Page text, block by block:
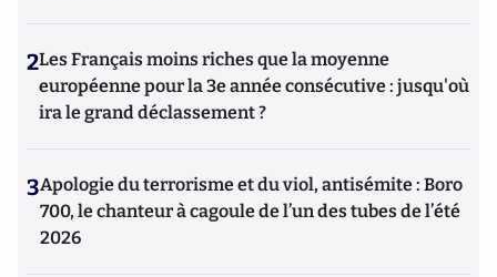
2Les Français moins riches que la moyenne
européenne pour la 3e année consécutive : jusqu'où
ira le grand déclassement ?
3Apologie du terrorisme et du viol, antisémite : Boro
700, le chanteur à cagoule de l’un des tubes de l’été
2026